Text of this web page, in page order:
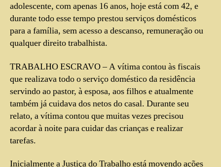
adolescente, com apenas 16 anos, hoje está com 42, e
durante todo esse tempo prestou serviços domésticos
para a família, sem acesso a descanso, remuneração ou
qualquer direito trabalhista.
TRABALHO ESCRAVO – A vítima contou às fiscais
que realizava todo o serviço doméstico da residência
servindo ao pastor, à esposa, aos filhos e atualmente
também já cuidava dos netos do casal. Durante seu
relato, a vítima contou que muitas vezes precisou
acordar à noite para cuidar das crianças e realizar
tarefas.
Inicialmente a Justiça do Trabalho está movendo ações